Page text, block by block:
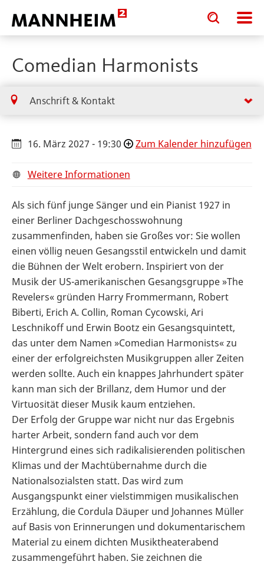
Toggle
search
input
Toggle
search
input
Comedian Harmonists
Anschrift & Kontakt
16. März 2027 - 19:30 Zum Kalender hinzufügen
Weitere Informationen
Als sich fünf junge Sänger und ein Pianist 1927 in
einer Berliner Dachgeschosswohnung
zusammenfinden, haben sie Großes vor: Sie wollen
einen völlig neuen Gesangsstil entwickeln und damit
die Bühnen der Welt erobern. Inspiriert von der
Musik der US-amerikanischen Gesangsgruppe »The
Revelers« gründen Harry Frommermann, Robert
Biberti, Erich A. Collin, Roman Cycowski, Ari
Leschnikoff und Erwin Bootz ein Gesangsquintett,
das unter dem Namen »Comedian Harmonists« zu
einer der erfolgreichsten Musikgruppen aller Zeiten
werden sollte. Auch ein knappes Jahrhundert später
kann man sich der Brillanz, dem Humor und der
Virtuosität dieser Musik kaum entziehen.
Der Erfolg der Gruppe war nicht nur das Ergebnis
harter Arbeit, sondern fand auch vor dem
Hintergrund eines sich radikalisierenden politischen
Klimas und der Machtübernahme durch die
Nationalsozialsten statt. Das wird zum
Ausgangspunkt einer vielstimmigen musikalischen
Erzählung, die Cordula Däuper und Johannes Müller
auf Basis von Erinnerungen und dokumentarischem
Material zu einem dichten Musiktheaterabend
zusammengeführt haben. Sie zeichnen die